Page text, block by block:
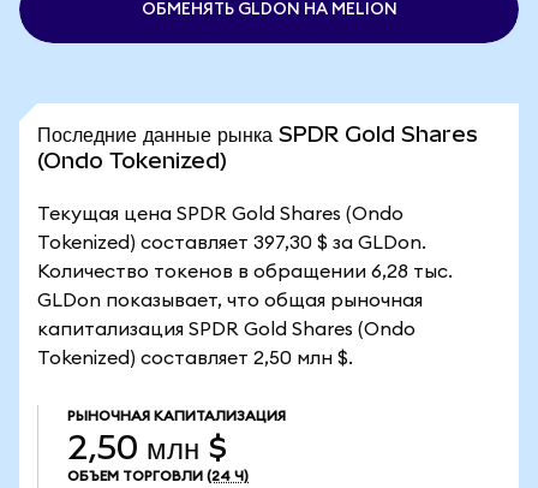
ОБМЕНЯТЬ GLDON НА MELION
Последние данные рынка SPDR Gold Shares
(Ondo Tokenized)
Текущая цена SPDR Gold Shares (Ondo
Tokenized) составляет 397,30 $ за GLDon.
Количество токенов в обращении 6,28 тыс.
GLDon показывает, что общая рыночная
капитализация SPDR Gold Shares (Ondo
Tokenized) составляет 2,50 млн $.
РЫНОЧНАЯ КАПИТАЛИЗАЦИЯ
2,50 млн $
ОБЪЕМ ТОРГОВЛИ (24 Ч)